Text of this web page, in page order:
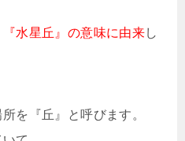
水星丘』の意味に由来し
を『丘』と呼びます。